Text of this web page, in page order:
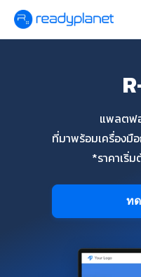
แพลตฟ
ที่มาพร้อมเครื่อง
*ราคาเริ่
ท